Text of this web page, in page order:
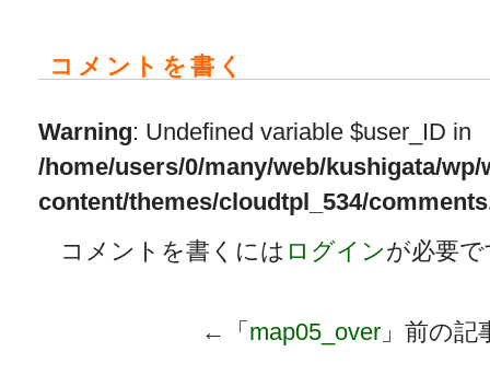
コメントを書く
Warning: Undefined variable $user_ID in
/home/users/0/many/web/kushigata/wp/
content/themes/cloudtpl_534/
コメントを書くには ログインが必要
←「 map05_over 」前の